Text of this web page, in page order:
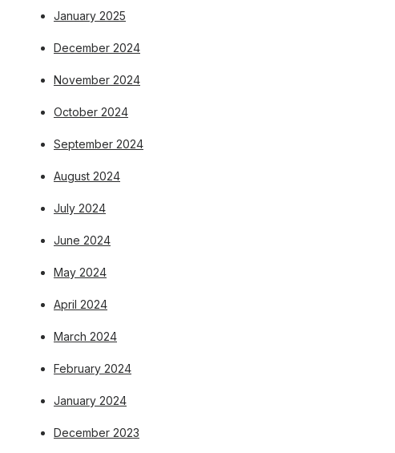
January 2025
December 2024
November 2024
October 2024
September 2024
August 2024
July 2024
June 2024
May 2024
April 2024
March 2024
February 2024
January 2024
December 2023